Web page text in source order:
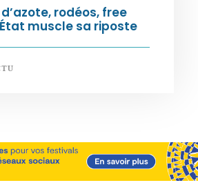
rodéos, free
muscle sa riposte